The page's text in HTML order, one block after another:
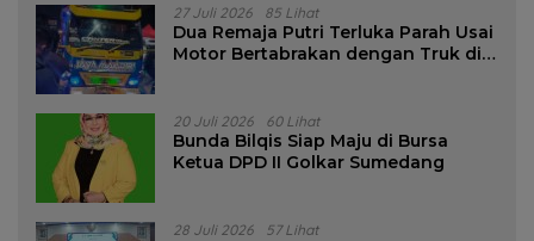
27 Juli 2026 85 Lihat
Dua Remaja Putri Terluka Parah Usai
Motor Bertabrakan dengan Truk di
20 Juli 2026 60 Lihat
Bunda Bilqis Siap Maju di Bursa
Ketua DPD II Golkar Sumedang
28 Juli 2026 57 Lihat